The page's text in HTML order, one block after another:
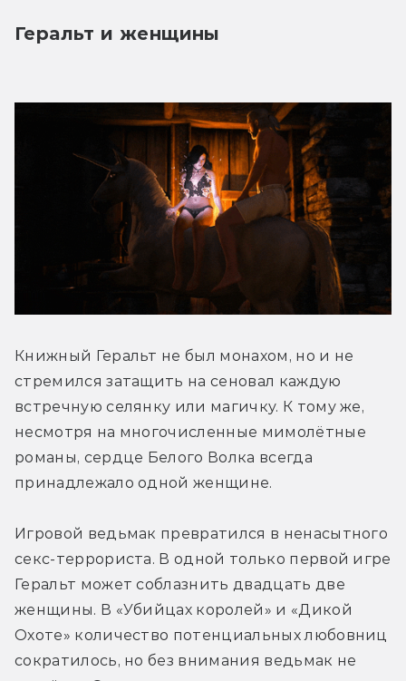
Геральт и женщины
Книжный Геральт не был монахом, но и не
стремился затащить на сеновал каждую
встречную селянку или магичку. К тому же,
несмотря на многочисленные мимолётные
романы, сердце Белого Волка всегда
принадлежало одной женщине.
Игровой ведьмак превратился в ненасытного
секс-террориста. В одной только первой игре
Геральт может соблазнить двадцать две
женщины. В «Убийцах королей» и «Дикой
Охоте» количество потенциальных любовниц
сократилось, но без внимания ведьмак не